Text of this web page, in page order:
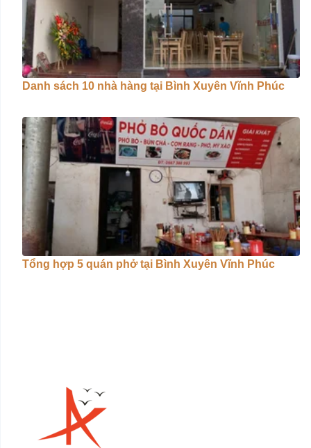
Danh sách 10 nhà hàng tại Bình Xuyên Vĩnh Phúc
Tổng hợp 5 quán phở tại Bình Xuyên Vĩnh Phúc